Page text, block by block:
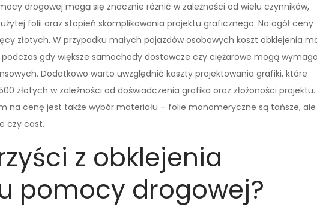
drogowej mogą się znacznie różnić w zależności od wielu czynników,
folii oraz stopień skomplikowania projektu graficznego. Na ogół ceny
złotych. W przypadku małych pojazdów osobowych koszt obklejenia
podczas gdy większe samochody dostawcze czy ciężarowe mogą
Dodatkowo warto uwzględnić koszty projektowania grafiki, które
złotych w zależności od doświadczenia grafika oraz złożoności projektu.
na cenę jest także wybór materiału – folie monomeryczne są tańsze, ale
czy cast.
z obklejenia
pomocy drogowej?